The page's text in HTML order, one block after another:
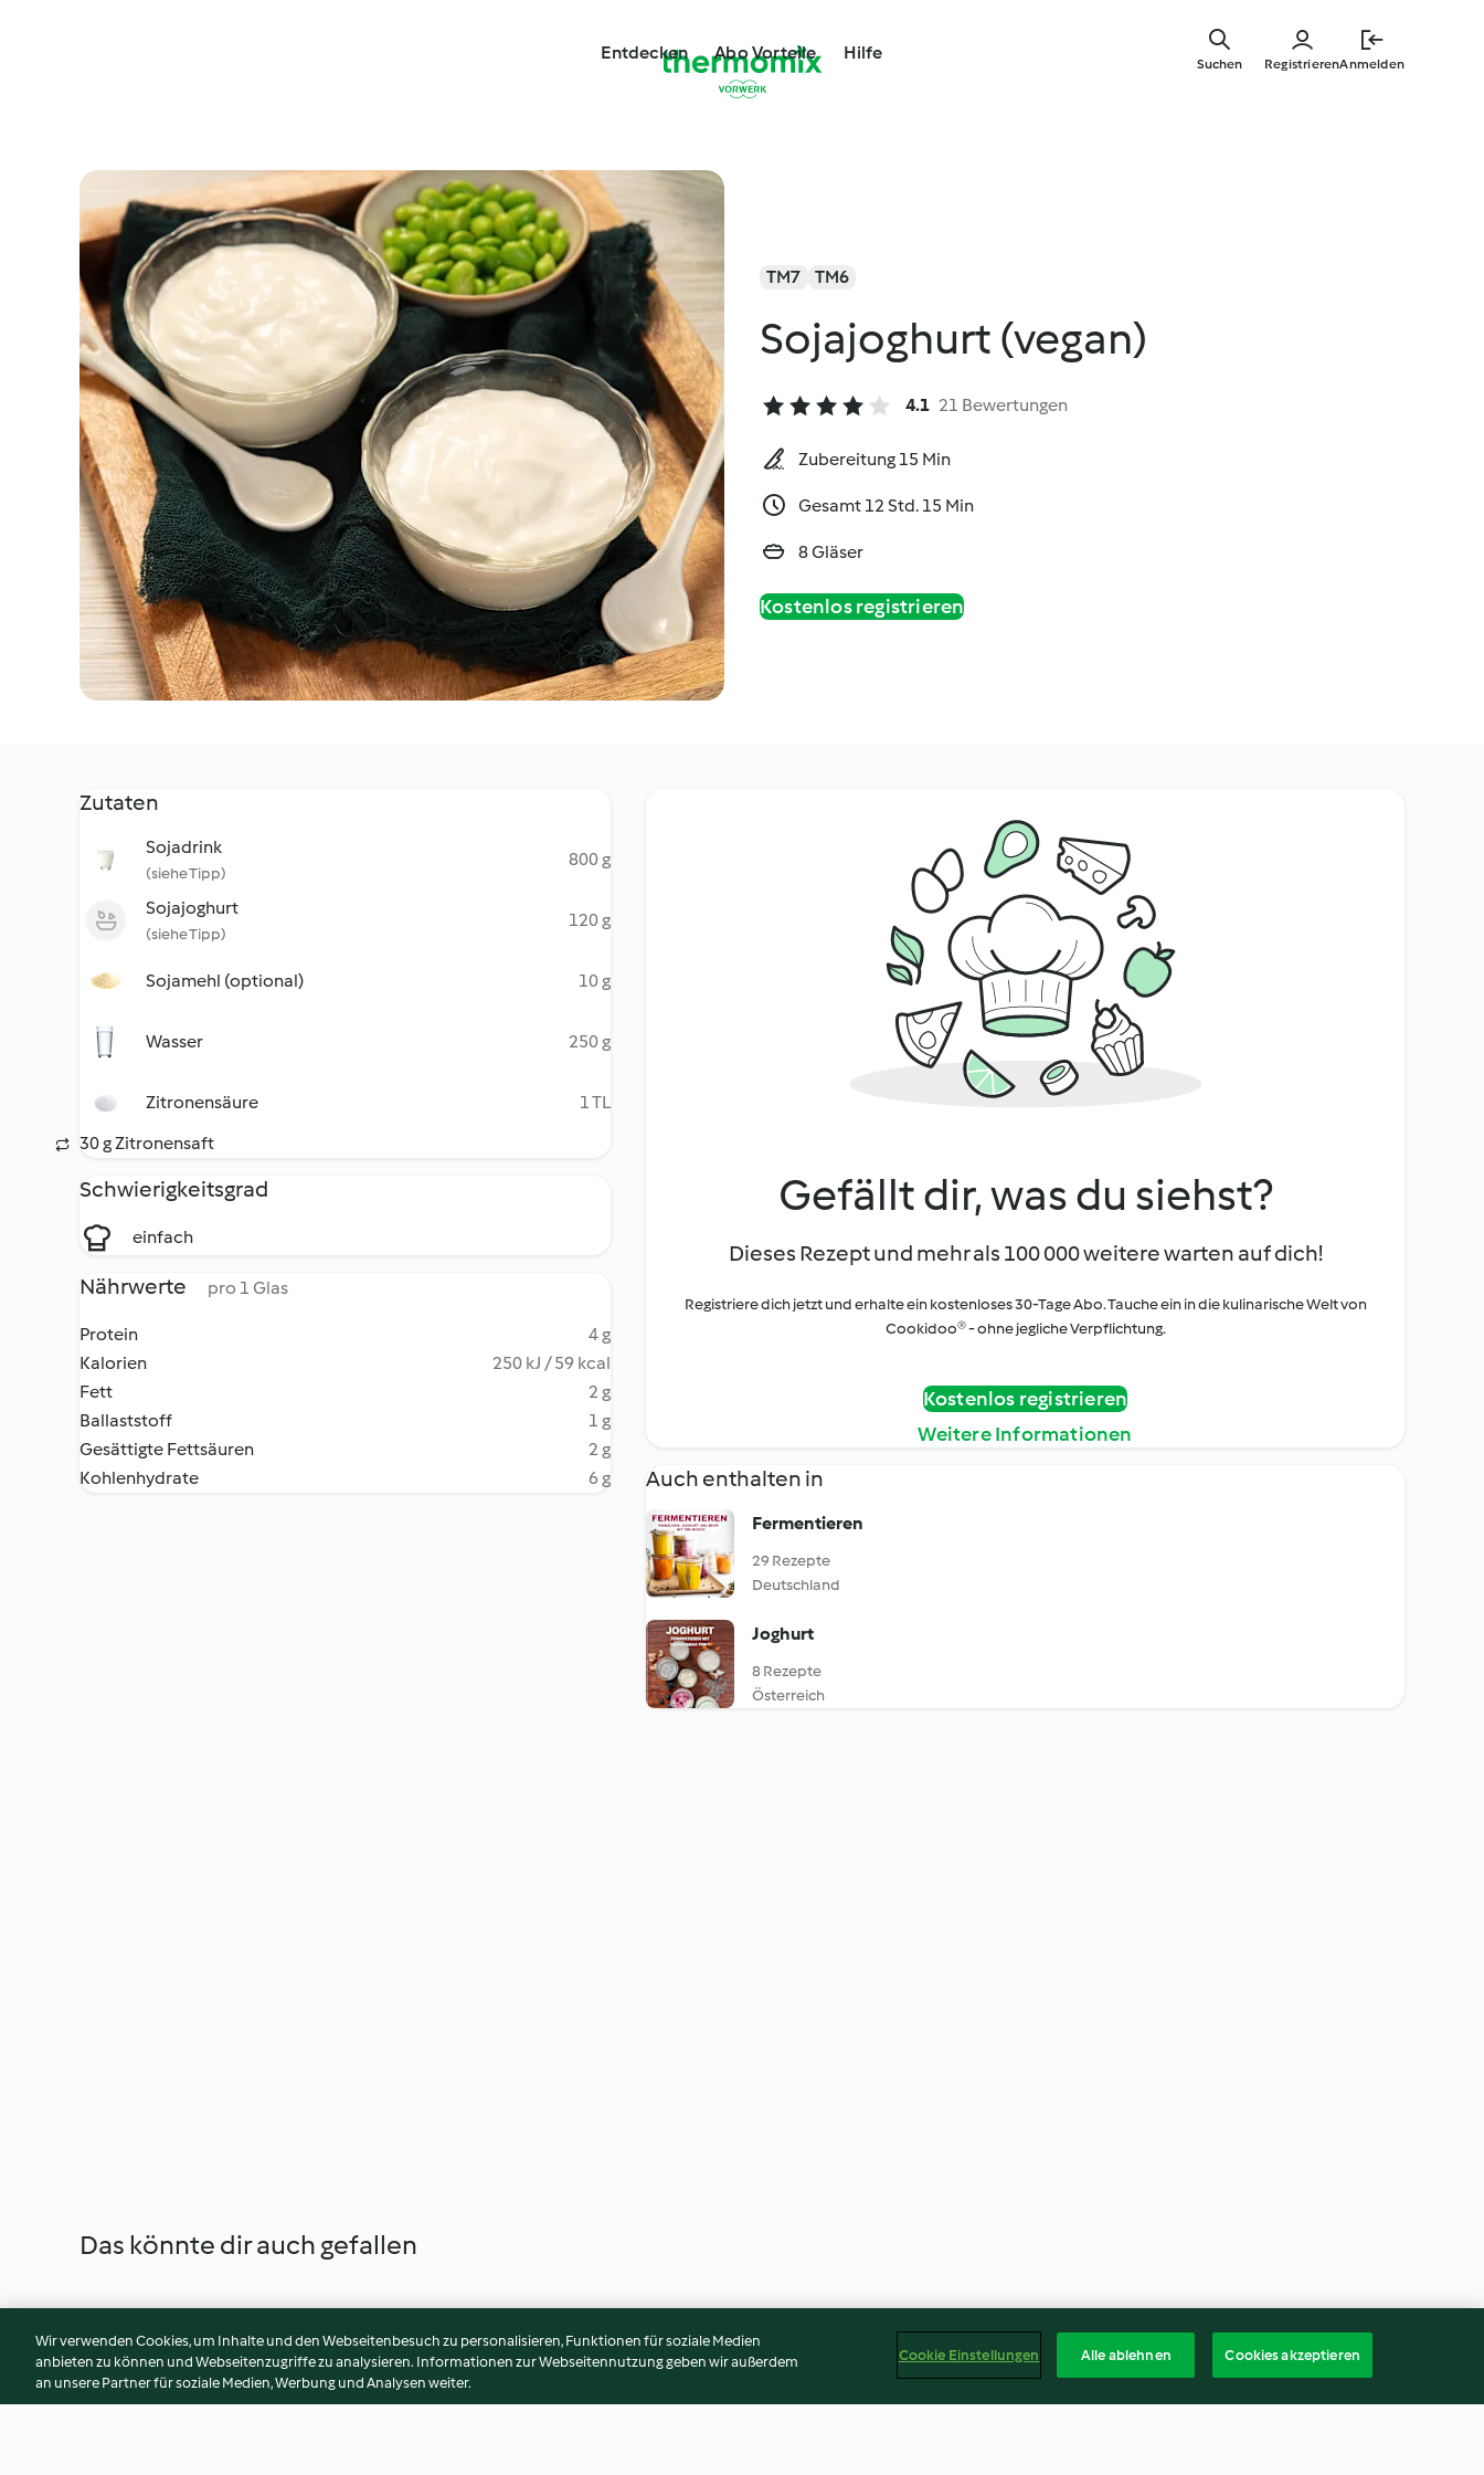
springen
Entdecken Abo Vorteile Hilfe
RegistrierenAnmelden
Suchen
TM7 TM6
Sojajoghurt (vegan)
4.1 21 Bewertungen
Zubereitung 15 Min
Gesamt 12 Std. 15 Min
8 Gläser
Kostenlos registrieren
Zutaten
Sojadrink
(siehe Tipp)
800 g
Sojajoghurt
(siehe Tipp)
120 g
Sojamehl (optional) 10 g
Wasser 250 g
Zitronensäure
1 TL
30 g Zitronensaft
Schwierigkeitsgrad
einfach
Nährwerte pro 1 Glas
Protein
4 g
Kalorien
250 kJ / 59 kcal
Fett
2 g
Ballaststoff
1 g
Gesättigte Fettsäuren
2 g
Kohlenhydrate
6 g
Gefällt dir, was du siehst?
Dieses Rezept und mehr als 100 000 weitere warten auf dich!
Registriere dich jetzt und erhalte ein kostenloses 30-Tage Abo. Tauche ein in die kulinarische Welt von
Cookidoo® - ohne jegliche Verpflichtung.
Kostenlos registrieren
Weitere Informationen
Auch enthalten in
Fermentieren
29 Rezepte
Deutschland
Joghurt
8 Rezepte
Österreich
Das könnte dir auch gefallen
Wir verwenden Cookies, um Inhalte und den Webseitenbesuch zu personalisieren, Funktionen für soziale Medien
anbieten zu können und Webseitenzugriffe zu analysieren. Informationen zur Webseitennutzung geben wir außerdem
an unsere Partner für soziale Medien, Werbung und Analysen weiter.
Cookie Einstellungen Alle ablehnen Cookies akzeptieren